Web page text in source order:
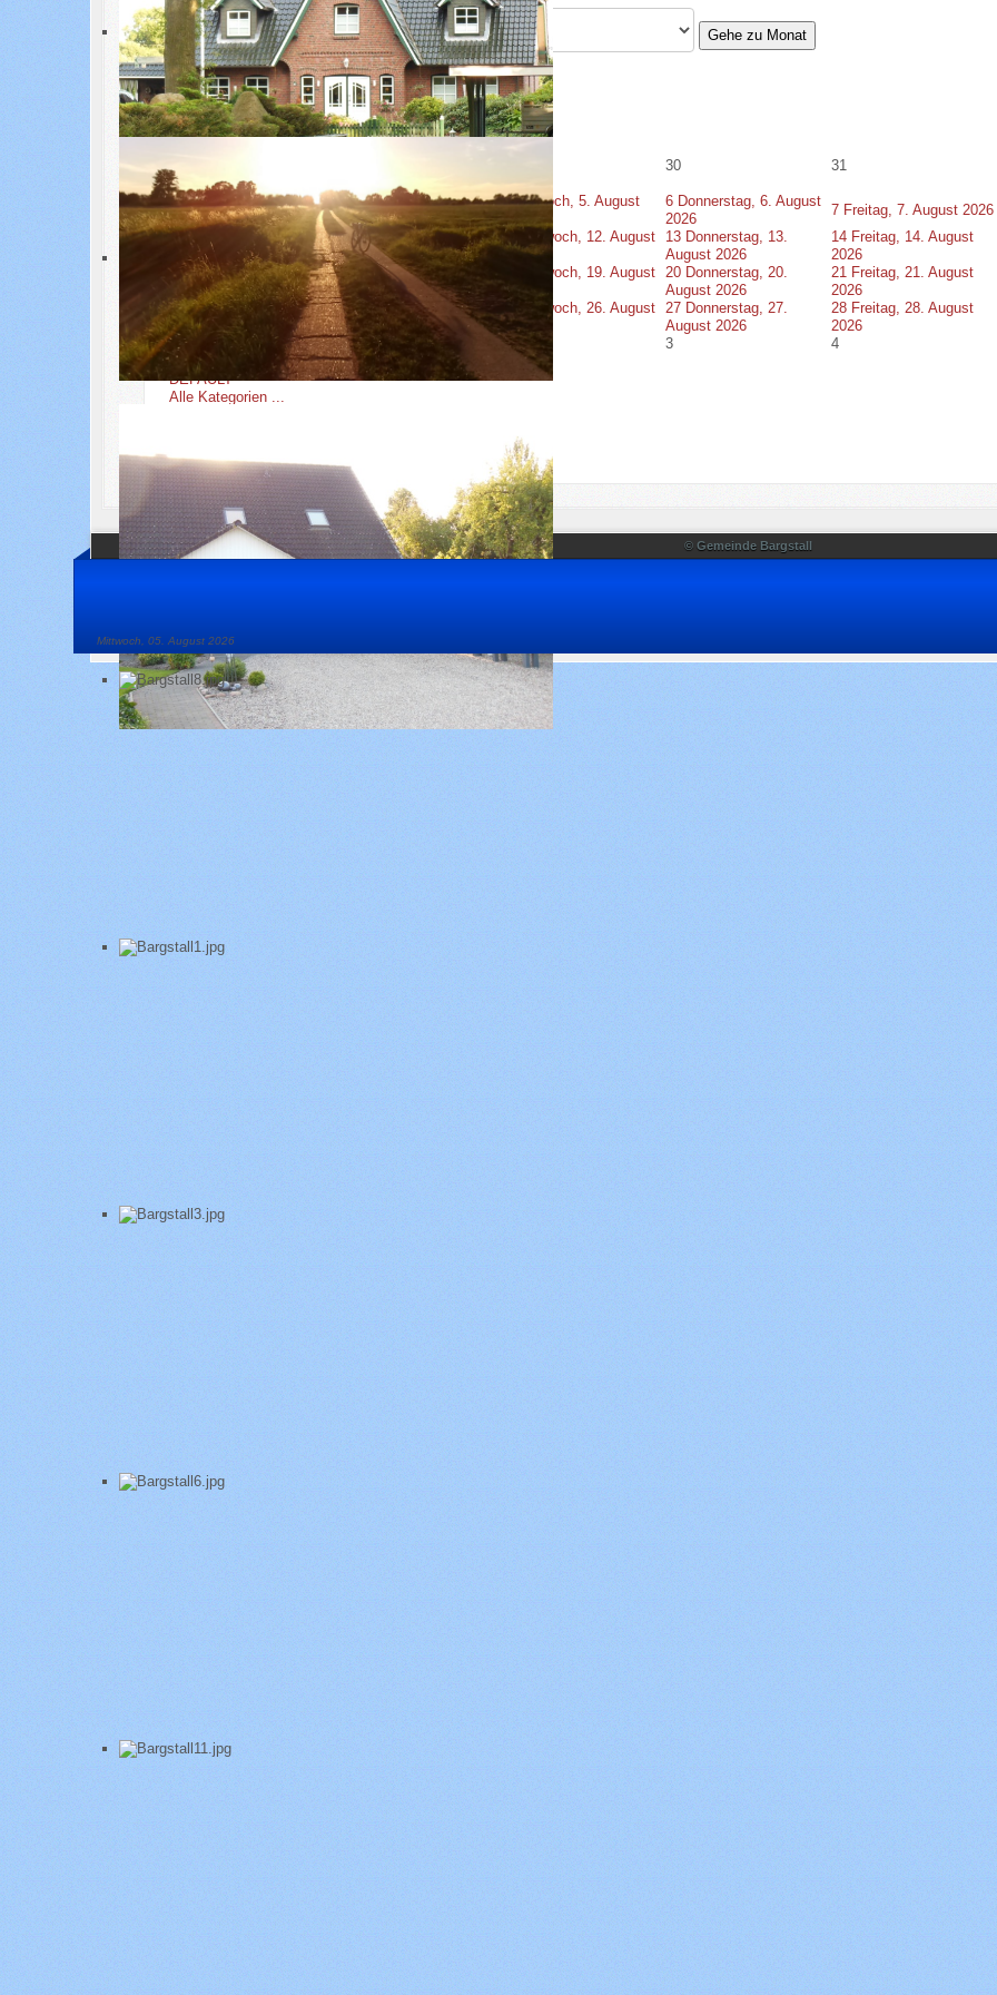
Gehe zu Monat
Juli
06. August 2026
September
30 31
3 Montag, 3. August
2026
4 Dienstag, 4. August
2026
5 Mittwoch, 5. August
6 Donnerstag, 6. August
2026
7 Freitag, 7. August 2026
10
Montag, 10. August
2026
11 Dienstag, 11. August
2026
12
Mittwoch, 12. August
2026
13 Donnerstag, 13.
August 2026
14 Freitag, 14. August
2026
17 Montag, 17. August
2026
18
Dienstag, 18. August
2026
Mittwoch, 19. August
2026
20 Donnerstag, 20.
August 2026
21 Freitag, 21. August
2026
24 Montag, 24. August
2026
25 Dienstag, 25. August
2026
Mittwoch, 26. August
2026
27 Donnerstag, 27.
August 2026
28 Freitag, 28. August
2026
31
Montag, 31. August
2026
1 2 3 4
DEFAULT
Alle Kategorien ...
© Gemeinde Bargstall
Mittwoch, 05. August 2026